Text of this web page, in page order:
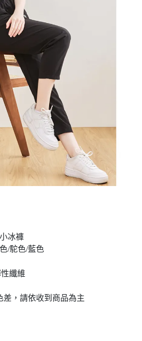
冰褲
/駝色/藍色
纖維
差，請依收到商品為主